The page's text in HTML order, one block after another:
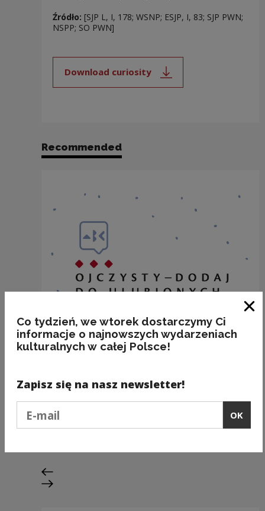
Źródło: [SJP L, I, 178; WSNP; ESJP, I, 83; SJP PWN;
NSPP; SO PWN]
Download curiosity
Note, the link will open in a new
Recommended
SZAFA
Kategorie:etymologia, przedmioty, technika
Previous slide
Next slide
Co tydzień, we wtorek dostarczymy Ci
informacje o najnowszych wydarzeniach
kulturalnych w całej Polsce!
Zapisz się na nasz newsletter!
OK